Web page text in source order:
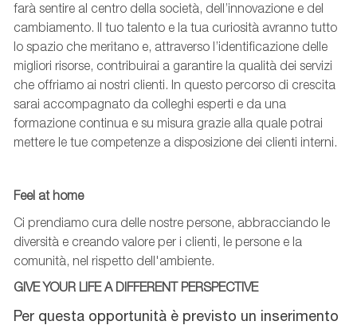
farà sentire al centro della società, dell’innovazione e del
cambiamento. Il tuo talento e la tua curiosità avranno tutto
lo spazio che meritano e, attraverso l’identificazione delle
migliori risorse, contribuirai a garantire la qualità dei servizi
che offriamo ai nostri clienti. In questo percorso di crescita
sarai accompagnato da colleghi esperti e da una
formazione continua e su misura grazie alla quale potrai
mettere le tue competenze a disposizione dei clienti interni.
Feel at home
Ci prendiamo cura delle nostre persone, abbracciando le
diversità e creando valore per i clienti, le persone e la
comunità, nel rispetto dell'ambiente.
GIVE YOUR LIFE A DIFFERENT PERSPECTIVE
Per questa opportunità è previsto un inserimento